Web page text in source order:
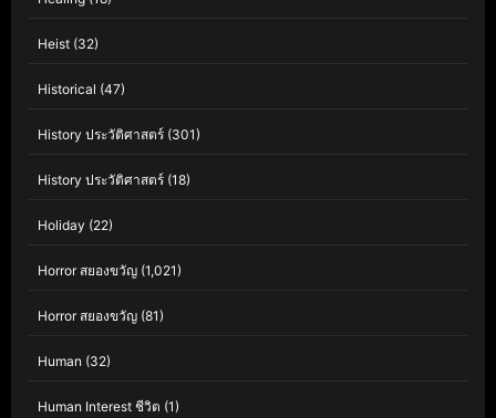
Heist (32)
Historical (47)
History ประวัติศาสตร์ (301)
History ประวัติศาสตร์ (18)
Holiday (22)
Horror สยองขวัญ (1,021)
Horror สยองขวัญ (81)
Human (32)
Human Interest ชีวิต (1)